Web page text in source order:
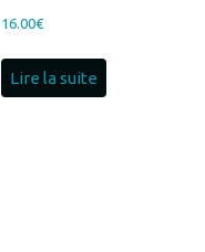
16.00€
Lire la suite